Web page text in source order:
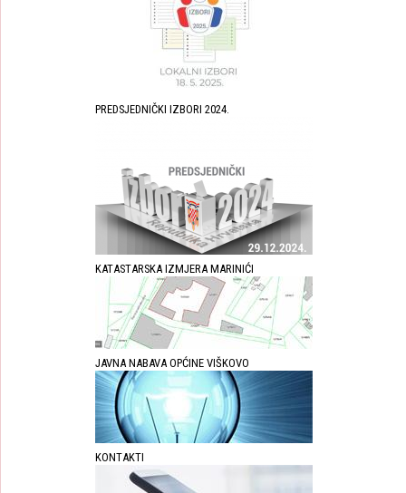
PREDSJEDNIČKI IZBORI 2024.
KATASTARSKA IZMJERA MARINIĆI
JAVNA NABAVA OPĆINE VIŠKOVO
KONTAKTI